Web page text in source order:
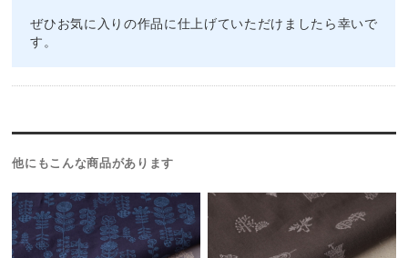
ぜひお気に入りの作品に仕上げていただけましたら幸いで
す。
他にもこんな商品があります